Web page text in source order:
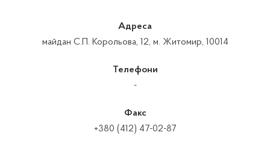
Адреса
майдан С.П. Корольова, 12, м. Житомир, 10014
Телефони
-
Факс
+380 (412) 47-02-87